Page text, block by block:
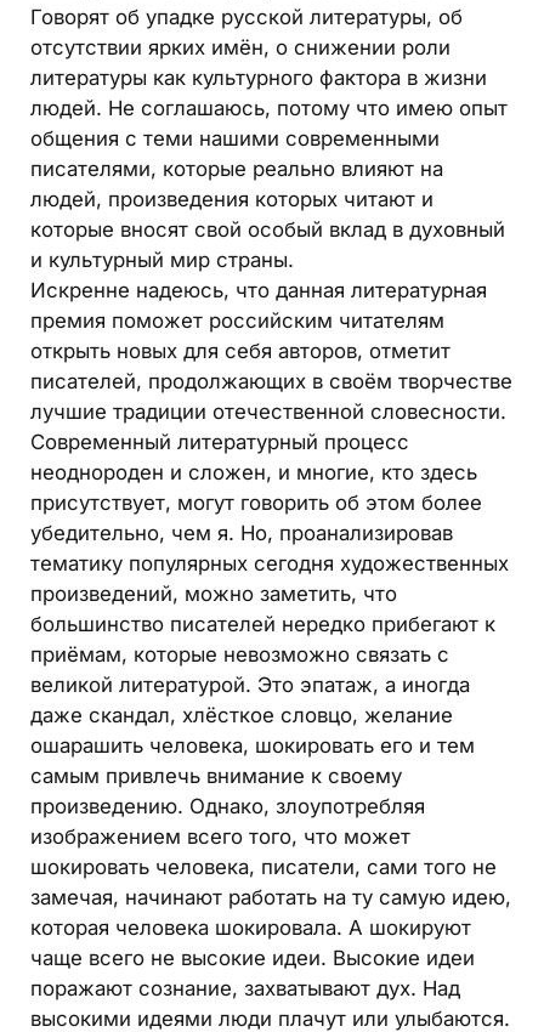
Говорят об упадке русской литературы, об
отсутствии ярких имён, о снижении роли
литературы как культурного фактора в жизни
людей. Не соглашаюсь, потому что имею опыт
общения с теми нашими современными
писателями, которые реально влияют на
людей, произведения которых читают и
которые вносят свой особый вклад в духовный
и культурный мир страны.
Искренне надеюсь, что данная литературная
премия поможет российским читателям
открыть новых для себя авторов, отметит
писателей, продолжающих в своём творчестве
лучшие традиции отечественной словесности.
Современный литературный процесс
неоднороден и сложен, и многие, кто здесь
присутствует, могут говорить об этом более
убедительно, чем я. Но, проанализировав
тематику популярных сегодня художественных
произведений, можно заметить, что
большинство писателей нередко прибегают к
приёмам, которые невозможно связать с
великой литературой. Это эпатаж, а иногда
даже скандал, хлёсткое словцо, желание
ошарашить человека, шокировать его и тем
самым привлечь внимание к своему
произведению. Однако, злоупотребляя
изображением всего того, что может
шокировать человека, писатели, сами того не
замечая, начинают работать на ту самую идею,
которая человека шокировала. А шокируют
чаще всего не высокие идеи. Высокие идеи
поражают сознание, захватывают дух. Над
высокими идеями люди плачут или улыбаются.